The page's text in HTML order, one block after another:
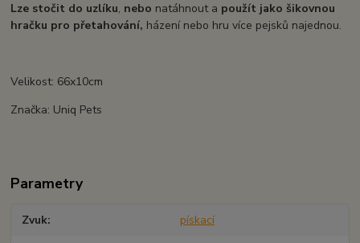
Lze stočit do uzlíku, nebo natáhnout a použít jako šikovnou
hračku pro přetahování, házení nebo hru více pejsků najednou.
Velikost: 66x10cm
Značka: Uniq Pets
Parametry
Zvuk pískací